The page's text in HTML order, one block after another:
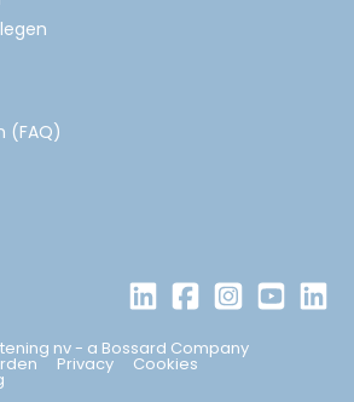
(FAQ)
nv - a Bossard Company
Privacy Cookies